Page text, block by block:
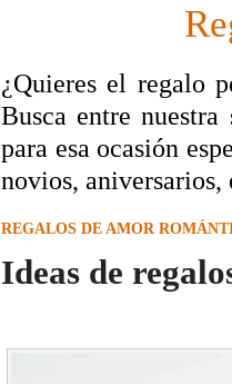
¿Quieres el regalo
Busca entre
para esa ocasión
novios, aniversarios,
REGALOS DE AMOR
Ideas de